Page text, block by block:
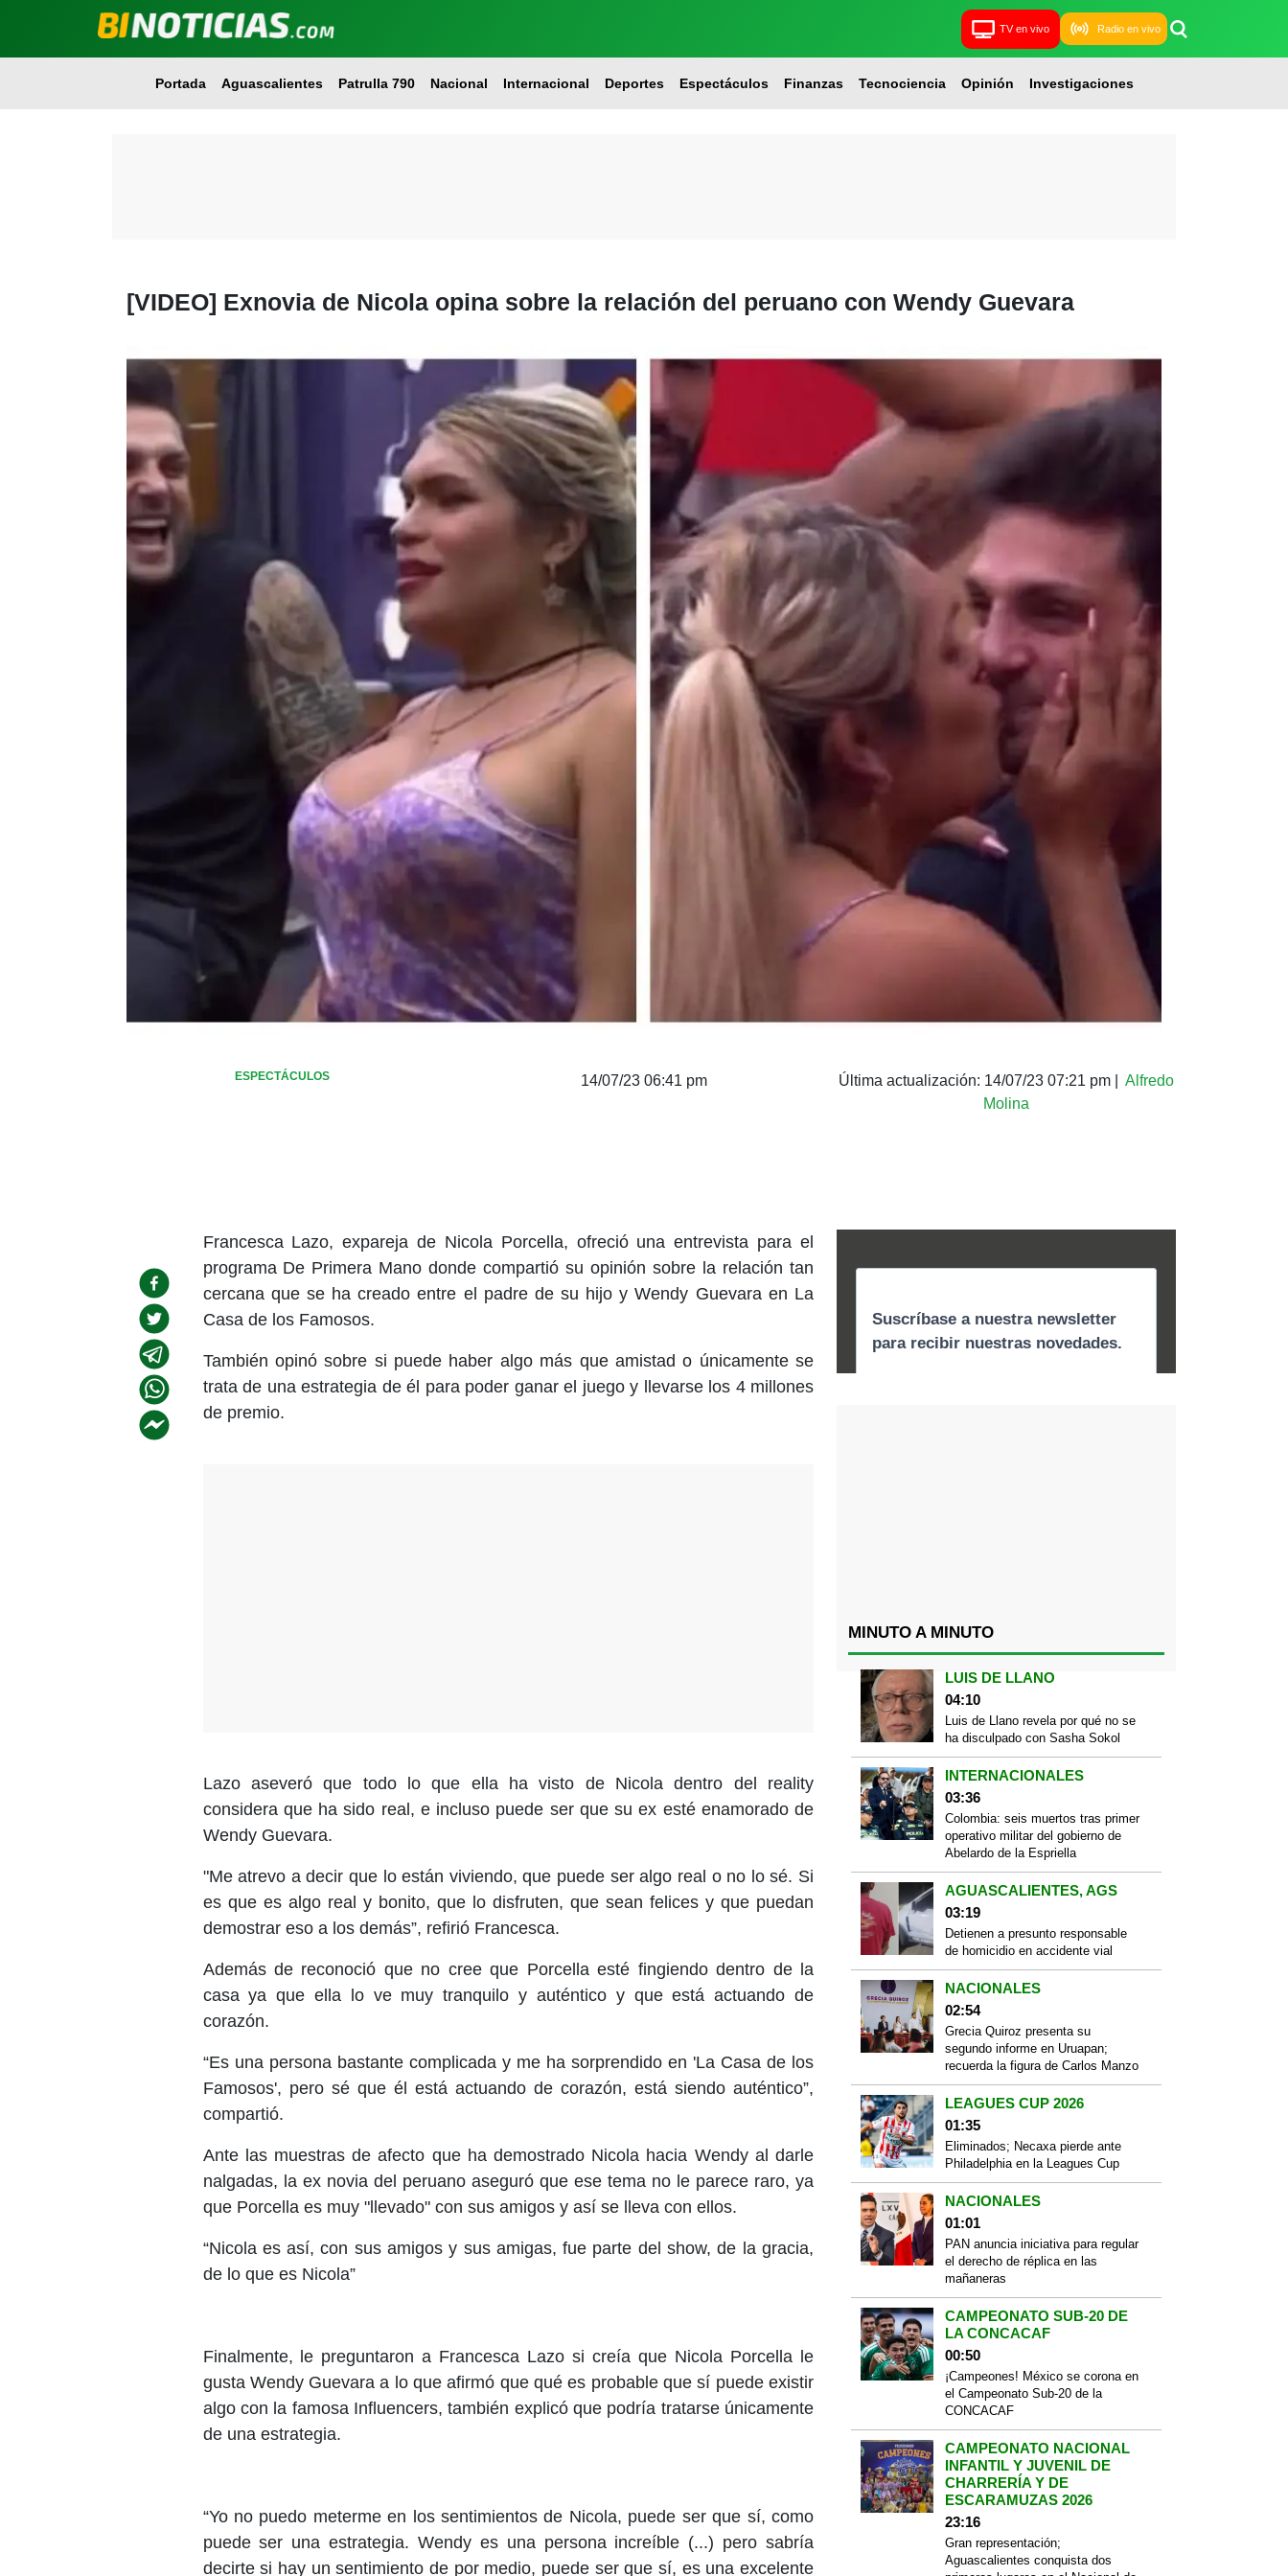
TV en vivo Radio en vivo
Portada Aguascalientes Patrulla 790 Nacional Internacional Deportes Espectáculos Finanzas Tecnociencia Opinión Investigaciones
[VIDEO] Exnovia de Nicola opina sobre la relación del peruano con Wendy Guevara
ESPECTÁCULOS 14/07/23 06:41 pm Última actualización: 14/07/23 07:21 pm
Alfredo
Molina
Francesca Lazo, expareja de Nicola Porcella, ofreció una entrevista para el
programa De Primera Mano donde compartió su opinión sobre la relación tan
cercana que se ha creado entre el padre de su hijo y Wendy Guevara en La
Casa de los Famosos.
También opinó sobre si puede haber algo más que amistad o únicamente se
trata de una estrategia de él para poder ganar el juego y llevarse los 4 millones
de premio.
Lazo aseveró que todo lo que ella ha visto de Nicola dentro del reality
considera que ha sido real, e incluso puede ser que su ex esté enamorado de
Wendy Guevara.
"Me atrevo a decir que lo están viviendo, que puede ser algo real o no lo sé. Si
es que es algo real y bonito, que lo disfruten, que sean felices y que puedan
demostrar eso a los demás”, refirió Francesca.
Además de reconoció que no cree que Porcella esté fingiendo dentro de la
casa ya que ella lo ve muy tranquilo y auténtico y que está actuando de
corazón.
“Es una persona bastante complicada y me ha sorprendido en 'La Casa de los
Famosos', pero sé que él está actuando de corazón, está siendo auténtico”,
compartió.
Ante las muestras de afecto que ha demostrado Nicola hacia Wendy al darle
nalgadas, la ex novia del peruano aseguró que ese tema no le parece raro, ya
que Porcella es muy "llevado" con sus amigos y así se lleva con ellos.
“Nicola es así, con sus amigos y sus amigas, fue parte del show, de la gracia,
de lo que es Nicola”
Finalmente, le preguntaron a Francesca Lazo si creía que Nicola Porcella le
gusta Wendy Guevara a lo que afirmó que qué es probable que sí puede existir
algo con la famosa Influencers, también explicó que podría tratarse únicamente
de una estrategia.
“Yo no puedo meterme en los sentimientos de Nicola, puede ser que sí, como
puede ser una estrategia. Wendy es una persona increíble (...) pero sabría
decirte si hay un sentimiento de por medio, puede ser que sí, es una excelente
MINUTO A MINUTO
LUIS DE LLANO
04:10
Luis de Llano revela por qué no se
ha disculpado con Sasha Sokol
INTERNACIONALES
03:36
Colombia: seis muertos tras primer
operativo militar del gobierno de
Abelardo de la Espriella
AGUASCALIENTES, AGS
03:19
Detienen a presunto responsable
de homicidio en accidente vial
NACIONALES
02:54
Grecia Quiroz presenta su
segundo informe en Uruapan;
recuerda la figura de Carlos Manzo
LEAGUES CUP 2026
01:35
Eliminados; Necaxa pierde ante
Philadelphia en la Leagues Cup
NACIONALES
01:01
PAN anuncia iniciativa para regular
el derecho de réplica en las
mañaneras
CAMPEONATO SUB-20 DE
LA CONCACAF
00:50
¡Campeones! México se corona en
el Campeonato Sub-20 de la
CONCACAF
CAMPEONATO NACIONAL
INFANTIL Y JUVENIL DE
CHARRERÍA Y DE
ESCARAMUZAS 2026
23:16
Gran representación;
Aguascalientes conquista dos